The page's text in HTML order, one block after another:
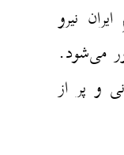
نیرو
می‌شود.
و پر از